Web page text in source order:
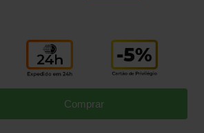
Comprar